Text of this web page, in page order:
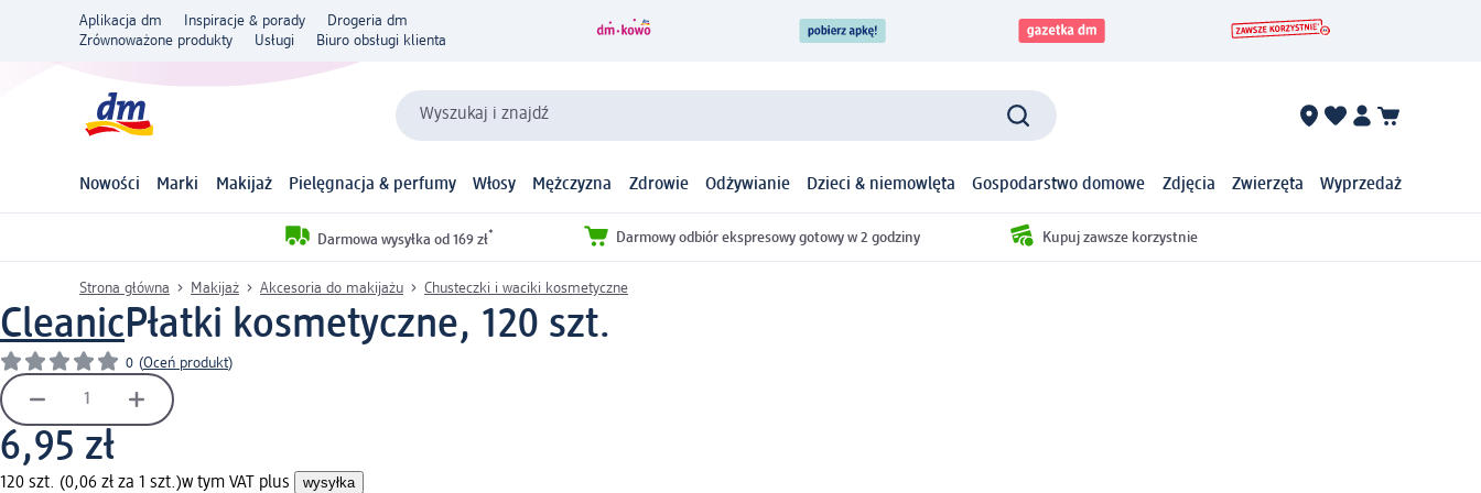
Aplikacja dm Inspiracje & porady
Drogeria dm
Zrównoważone produkty
Usługi Biuro obsługi klienta
Wyszukaj i znajdź
Nowości Marki Makijaż Pielęgnacja & perfumy Włosy Mężczyzna Zdrowie Odżywianie Dzieci & niemowlęta Gospodarstwo domowe Zdjęcia Zwierzęta Wyprzedaż
Darmowa wysyłka od 169 zł* Darmowy odbiór ekspresowy gotowy w 2 godziny Kupuj zawsze korzystnie
Strona główna Makijaż Akcesoria do makijażu Chusteczki i waciki kosmetyczne
CleanicPłatki kosmetyczne, 120 szt.
0 (Oceń produkt)
6,95 zł
120 szt. (0,06 zł za 1 szt.)w tym VAT plus wysyłka